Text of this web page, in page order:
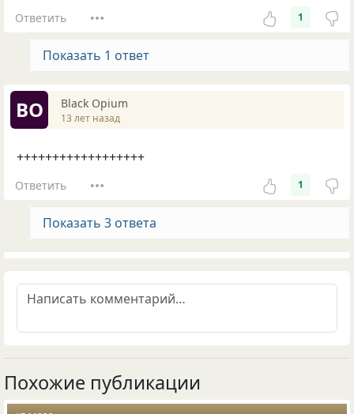
Ответить 1
Показать 1 ответ
ВО Вlack Оpium
13 лет назад
++++++++++++++++++
Ответить 1
Показать 3 ответа
Похожие публикации